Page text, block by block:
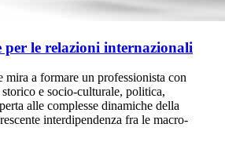
per le relazioni internazionali
a formare un professionista con
e socio-culturale, politica,
alle complesse dinamiche della
interdipendenza fra le macro-